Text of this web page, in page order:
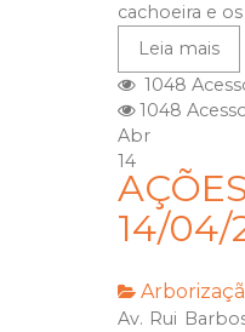
cachoeira e
Leia mais
1048
1048
Abr
14
14/04/
Av. Rui